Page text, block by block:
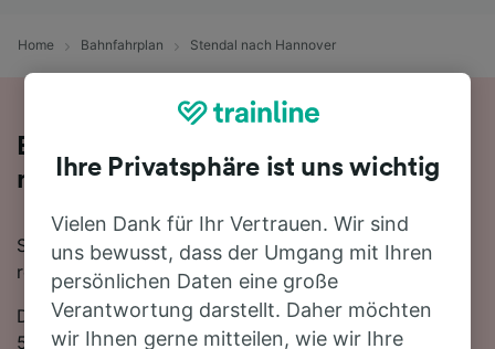
Home Bahnfahrplan Stendal nach Hannover
Bequem von Stendal nach Hannover -
nehmen Sie den Zug!
Sie wollen mit dem Zug von Stendal nach Hannover
reisen? Dann sind Sie bei uns genau richtig!
Die Fahrtzeit beträgt mit der schnellsten Verbindung
55 Minuten. Auf der 145 km langen Strecke fahren für
Ihre Privatsphäre ist uns wichtig
Vielen Dank für Ihr Vertrauen. Wir sind
uns bewusst, dass der Umgang mit Ihren
persönlichen Daten eine große
Verantwortung darstellt. Daher möchten
wir Ihnen gerne mitteilen, wie wir Ihre